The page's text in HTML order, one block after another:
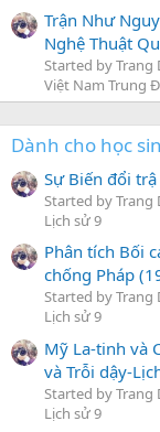
Trận Như
Nghệ Thuật
Started by Trang
Việt Nam Trung
Dành cho học
Sự Biến đổi
Started by Trang
Lịch sử 9
Phân tích Bối
chống Pháp
Started by Trang
Lịch sử 9
Mỹ La-tinh và
và Trỗi dậy-
Started by Trang
Lịch sử 9